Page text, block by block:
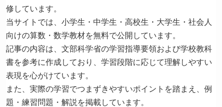
修しています。
当サイトでは、小学生・中学生・高校生・大学生・社会人
向けの算数・数学教材を無料で公開しています。
記事の内容は、文部科学省の学習指導要領および学校教科
書を参考に作成しており、学習段階に応じて理解しやすい
表現を心がけています。
また、実際の学習でつまずきやすいポイントを踏まえ、例
題・練習問題・解説を掲載しています。